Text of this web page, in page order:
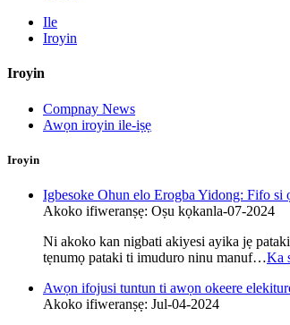
Ile
Iroyin
Iroyin
Compnay News
Awọn iroyin ile-iṣẹ
Iroyin
Igbesoke Ohun elo Erogba Yidong: Fifo si
Akoko ifiweranṣẹ: Oṣu kọkanla-07-2024
Ni akoko kan nigbati akiyesi ayika jẹ
tẹnumọ pataki ti imuduro ninu manuf…Ka
Awọn ifojusi tuntun ti awọn okeere
Akoko ifiweranṣẹ: Jul-04-2024